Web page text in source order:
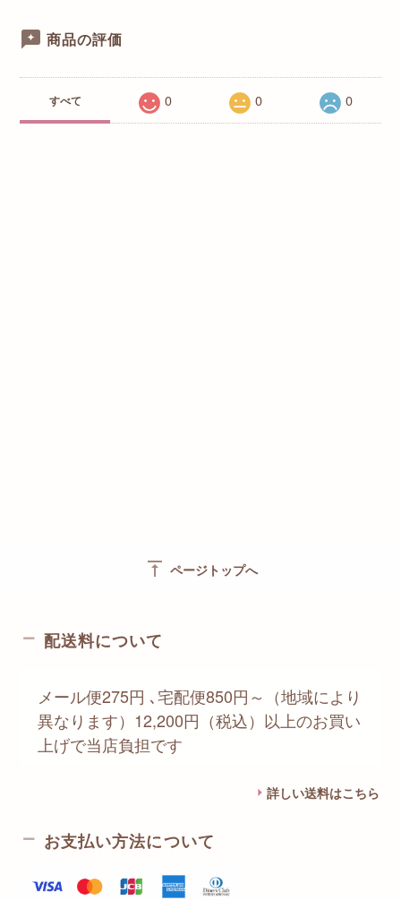
商品の評価
すべて 0 0 0
vertical_align_top ページトップへ
配送料について
メール便275円 ､宅配便850円～（地域により
異なります）12,200円（税込）以上のお買い
上げで当店負担です
詳しい送料はこちら
お支払い方法について